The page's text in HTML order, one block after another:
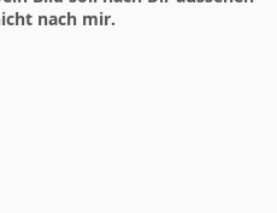
nach mir.